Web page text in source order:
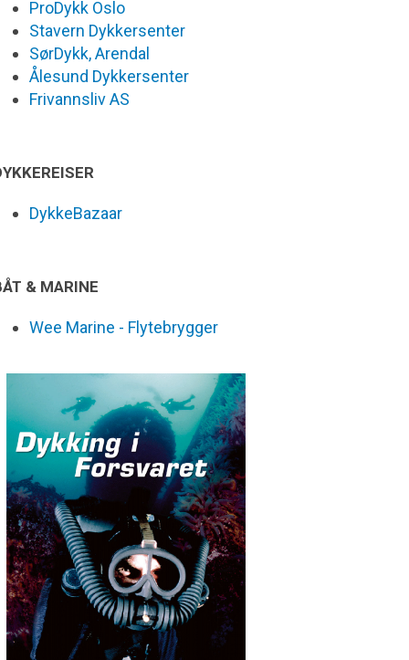
ProDykk Oslo
Stavern Dykkersenter
SørDykk, Arendal
Ålesund Dykkersenter
Frivannsliv AS
DykkeBazaar
& MARINE
Wee Marine - Flytebrygger